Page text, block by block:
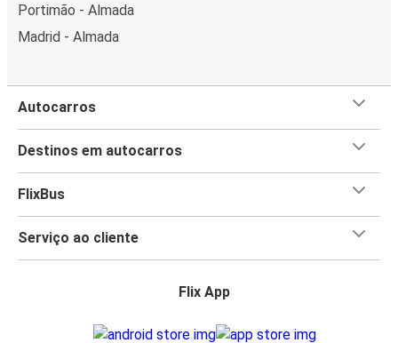
Portimão - Almada
Madrid - Almada
Autocarros
Destinos em autocarros
FlixBus
Serviço ao cliente
Flix App